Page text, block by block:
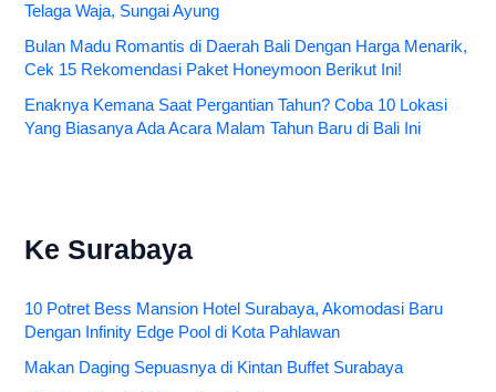
Telaga Waja, Sungai Ayung
Bulan Madu Romantis di Daerah Bali Dengan Harga Menarik,
Cek 15 Rekomendasi Paket Honeymoon Berikut Ini!
Enaknya Kemana Saat Pergantian Tahun? Coba 10 Lokasi
Yang Biasanya Ada Acara Malam Tahun Baru di Bali Ini
Ke Surabaya
10 Potret Bess Mansion Hotel Surabaya, Akomodasi Baru
Dengan Infinity Edge Pool di Kota Pahlawan
Makan Daging Sepuasnya di Kintan Buffet Surabaya